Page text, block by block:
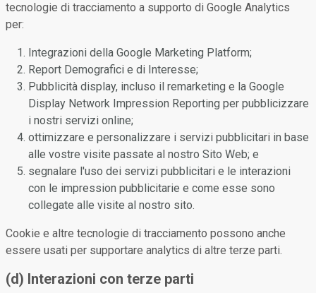
tecnologie di tracciamento a supporto di Google Analytics
per:
Integrazioni della Google Marketing Platform;
Report Demografici e di Interesse;
Pubblicità display, incluso il remarketing e la Google
Display Network Impression Reporting per pubblicizzare
i nostri servizi online;
ottimizzare e personalizzare i servizi pubblicitari in base
alle vostre visite passate al nostro Sito Web; e
segnalare l'uso dei servizi pubblicitari e le interazioni
con le impression pubblicitarie e come esse sono
collegate alle visite al nostro sito.
Cookie e altre tecnologie di tracciamento possono anche
essere usati per supportare analytics di altre terze parti.
(d) Interazioni con terze parti